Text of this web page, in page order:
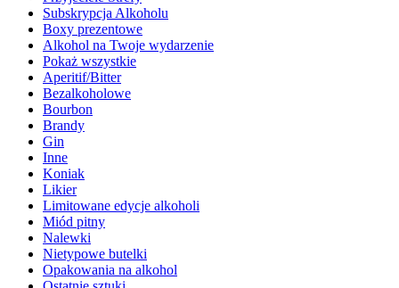
Subskrypcja Alkoholu
Boxy prezentowe
Alkohol na Twoje wydarzenie
Pokaż wszystkie
Aperitif/Bitter
Bezalkoholowe
Bourbon
Brandy
Gin
Inne
Koniak
Likier
Limitowane edycje alkoholi
Miód pitny
Nalewki
Nietypowe butelki
Opakowania na alkohol